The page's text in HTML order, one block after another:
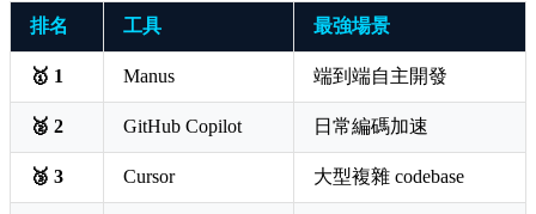
排名 工具 最強場景
🥇 1 Manus 端到端自主開發
🥈 2 GitHub Copilot 日常編碼加速
🥉 3 Cursor 大型複雜 codebase